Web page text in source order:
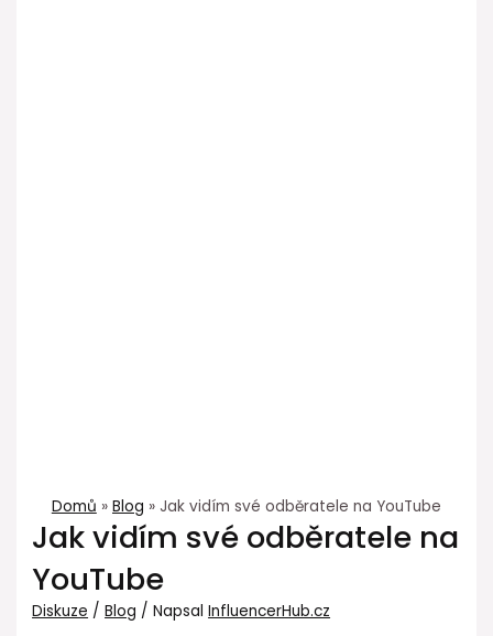
Domů Blog Jak vidím své odběratele na YouTube
Jak vidím své odběratele na
YouTube
Diskuze /Blog / NapsalInfluencerHub.cz